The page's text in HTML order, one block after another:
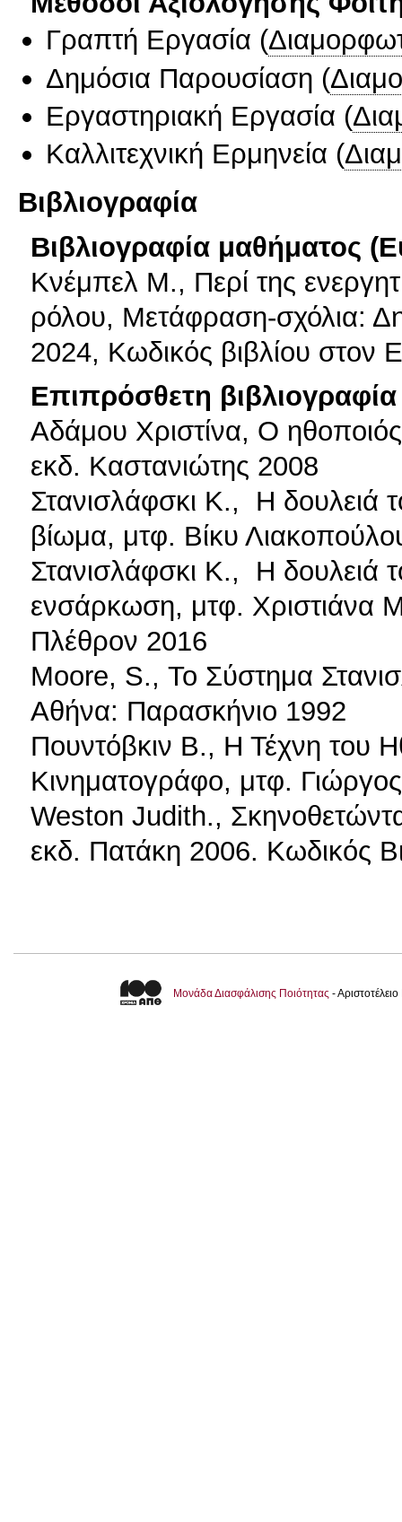
Γραπτή Εργασία (
Δημόσια Παρουσίαση (
Εργαστηριακή Εργασία (
Καλλιτεχνική Ερμηνεία (
Βιβλιογραφία
Βιβλιογραφία μαθήματος
Κνέμπελ Μ., Περί της
ρόλου, Μετάφραση-σχόλια:
2024, Κωδικός βιβλίου στον
Επιπρόσθετη βιβλιογραφία
Αδάμου Χριστίνα, Ο
εκδ. Καστανιώτης 2008
Στανισλάφσκι Κ., Η δουλειά
βίωμα, μτφ. Βίκυ
Στανισλάφσκι Κ., Η δουλειά
ενσάρκωση, μτφ. Χριστιάνα
Πλέθρον 2016
Moore, S., Το Σύστημα
Αθήνα: Παρασκήνιο 1992
Πουντόβκιν Β., Η Τέχνη του
Κινηματογράφο, μτφ.
Weston Judith.,
εκδ. Πατάκη 2006. Κωδικός
Μονάδα Διασφάλισης Ποιότητας -